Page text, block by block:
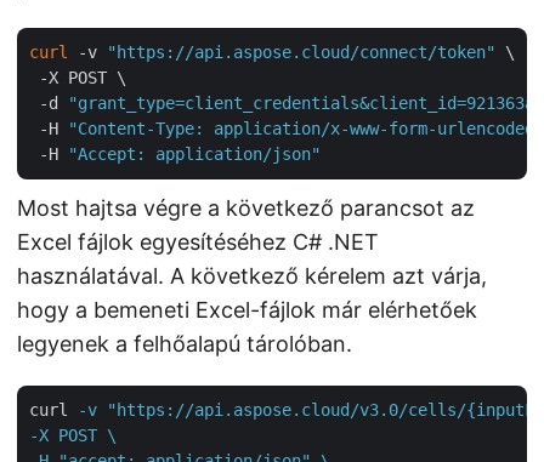
curl -v "https://api.aspose.cloud/connect/token"
\
-X POST \
-d
"grant_type=client_credentials&client_id=921363a8-
-H
"Content-Type: application/x-www-form-urlencoded"
-H
"Accept: application/json"
Most hajtsa végre a következő parancsot az
Excel fájlok egyesítéséhez C# .NET
használatával. A következő kérelem azt várja,
hogy a bemeneti Excel-fájlok már elérhetőek
legyenek a felhőalapú tárolóban.
curl
-v "https://api.aspose.cloud/v3.0/cells/
-X POST \